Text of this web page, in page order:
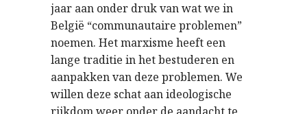
jaar aan onder druk van wat we in
België “communautaire problemen”
noemen. Het marxisme heeft een
lange traditie in het bestuderen en
aanpakken van deze problemen. We
willen deze schat aan ideologische